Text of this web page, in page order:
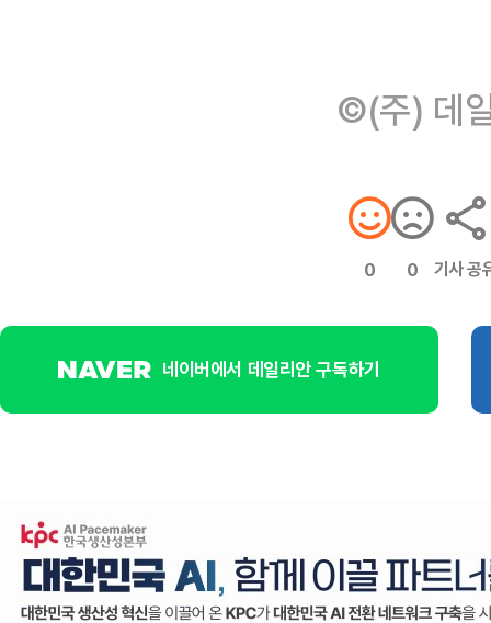
©(주) 데
0 0 기사 공
네이버에서 데일리안 구독하기